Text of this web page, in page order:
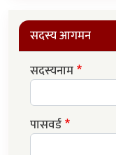
सदस्य आगमन
सदस्यनाम
पासवर्ड